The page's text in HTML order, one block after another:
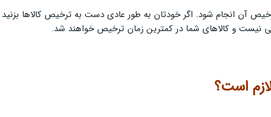
ترخیص آن انجام شود. اگر خودتان به طور عادی دست به ترخیص کالاها
نیست و کالاهای شما در کمترین زمان ترخیص خواهند شد.
است؟